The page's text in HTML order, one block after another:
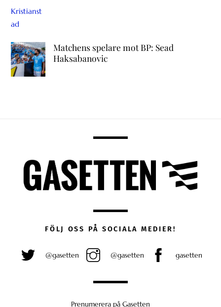
Matchens spelare mot BP: Sead
Haksabanovic
FÖLJ OSS PÅ SOCIALA MEDIER!
@gasetten @gasetten gasetten
Prenumerera på Gasetten